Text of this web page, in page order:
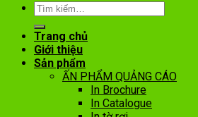
Trang chủ
Giới thiệu
Sản phẩm
ẤN PHẨM QUẢNG CÁO
In Brochure
In Catalogue